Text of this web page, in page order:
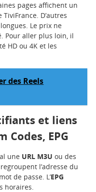
pages affichent un
TiviFrance. D’autres
Le prix ne
Pour aller plus loin, il
HD ou 4K et les
des Reels
et liens
Codes, EPG
une URL M3U ou des
regroupent l’adresse du
de passe. L’EPG
horaires.